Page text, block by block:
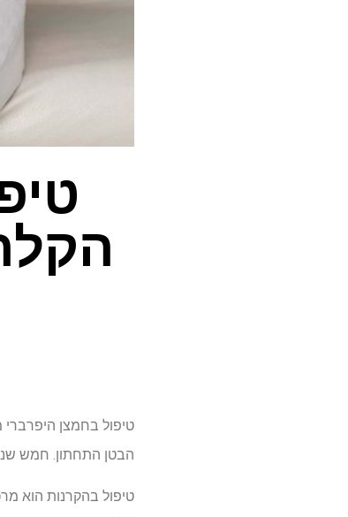
טיפול בחמצן
הבטן התחתון. חמש
טיפול בהקרנות הוא